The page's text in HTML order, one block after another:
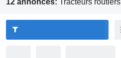
12 annonces: Tracteurs routiers